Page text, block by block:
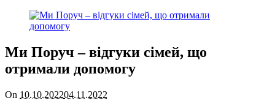
Ми Поруч – відгуки сімей, що
отримали допомогу
On 10.10.202204.11.2022